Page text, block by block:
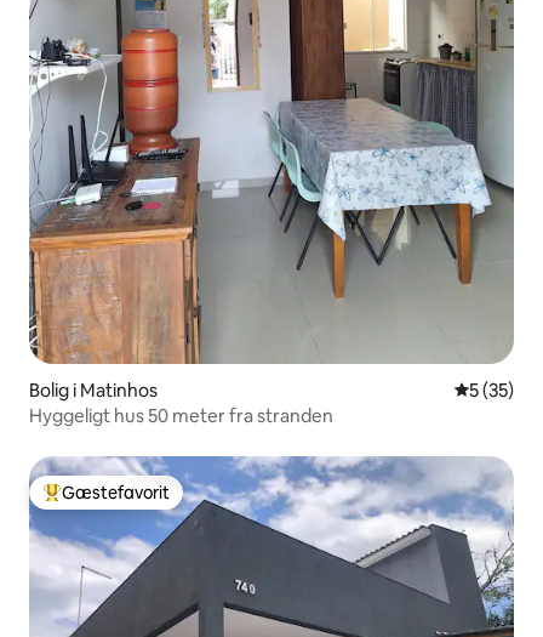
Bolig i Matinhos 5 ud af 5 i
5 (35)
Hyggeligt hus 50 meter fra stranden
Bedste gæstefavorit
Gæstefavorit